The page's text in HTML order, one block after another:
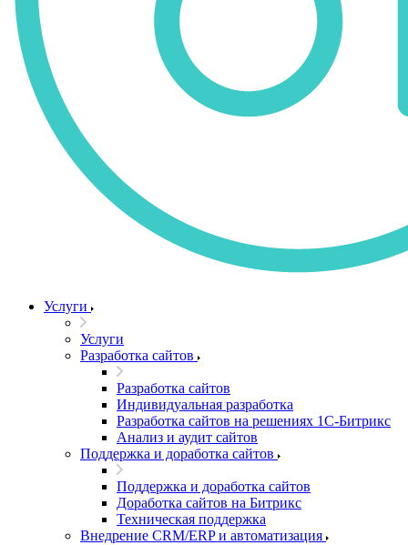
Услуги
Услуги
Разработка сайтов
Разработка сайтов
Индивидуальная разработка
Разработка сайтов на решениях 1С-Битрикс
Анализ и аудит сайтов
Поддержка и доработка сайтов
Поддержка и доработка сайтов
Доработка сайтов на Битрикс
Техническая поддержка
Внедрение CRM/ERP и автоматизация